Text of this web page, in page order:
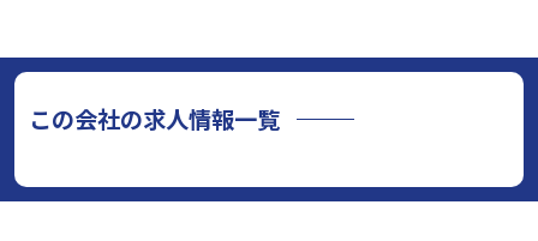
この会社の求人情報一覧